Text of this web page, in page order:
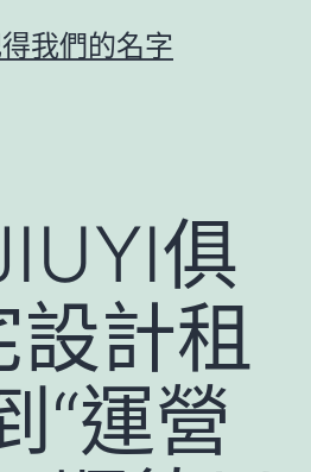
我們的名字
俱
計租
“運營